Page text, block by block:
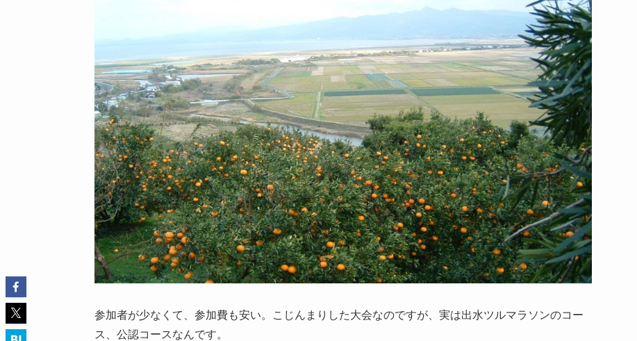
参加者が少なくて、参加費も安い。こじんまりした大会なのですが、実は出水ツルマラソンのコー
ス、公認コースなんです。